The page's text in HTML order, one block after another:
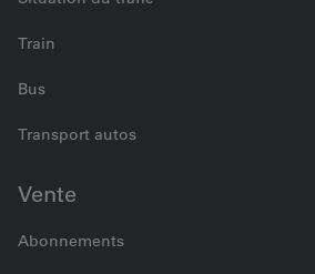
Train
Bus
Transport autos
Vente
Abonnements